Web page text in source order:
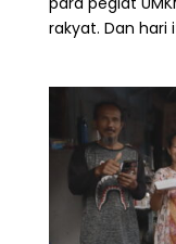
rakyat. Dan hari